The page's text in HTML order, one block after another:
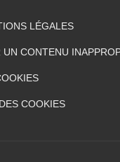
LÉGALES
UN CONTENU
COOKIES